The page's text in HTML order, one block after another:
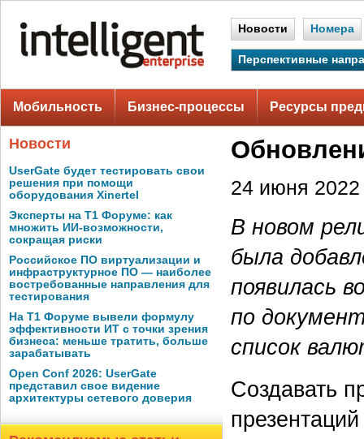
Новости Номера
Перспективные
Мобильность Бизнес-процессы Ресурсы
Новости
UserGate будет тестировать свои
решения при помощи
оборудования Xinertel
Эксперты на Т1 Форуме: как
множить ИИ-возможности,
сокращая риски
Российское ПО виртуализации и
инфраструктурное ПО — наиболее
востребованные направления для
тестирования
На Т1 Форуме вывели формулу
эффективности ИТ с точки зрения
бизнеса: меньше тратить, больше
зарабатывать
Open Conf 2026: UserGate
представил свое видение
архитектуры сетевого доверия
24 июня 2022
В новом
была
появилась
по
список
Создавать